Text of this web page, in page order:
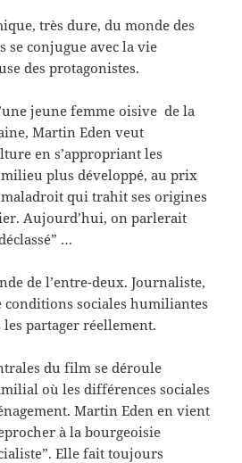
très dure, du monde des
conjugue avec la vie
des protagonistes.
jeune femme oisive de la
Martin Eden veut
en s’appropriant les
milieu plus développé, au prix
qui trahit ses origines
Aujourd’hui, on parlerait
…
de l’entre-deux. Journaliste,
sociales humiliantes
partager réellement.
du film se déroule
où les différences sociales
Martin Eden en vient
à la bourgeoisie
Elle fait toujours